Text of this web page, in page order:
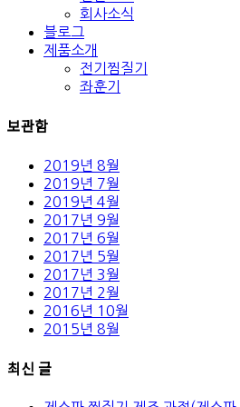
회사소식
블로그
제품소개
전기찜질기
좌훈기
보관함
2019년 8월
2019년 7월
2019년 4월
2017년 9월
2017년 6월
2017년 5월
2017년 3월
2017년 2월
2016년 10월
2015년 8월
최신 글